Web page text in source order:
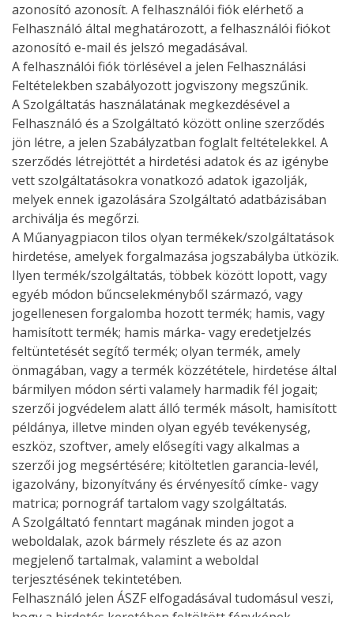
azonosító azonosít. A felhasználói fiók elérhető a
Felhasználó által meghatározott, a felhasználói fiókot
azonosító e-mail és jelszó megadásával.
A felhasználói fiók törlésével a jelen Felhasználási
Feltételekben szabályozott jogviszony megszűnik.
A Szolgáltatás használatának megkezdésével a
Felhasználó és a Szolgáltató között online szerződés
jön létre, a jelen Szabályzatban foglalt feltételekkel. A
szerződés létrejöttét a hirdetési adatok és az igénybe
vett szolgáltatásokra vonatkozó adatok igazolják,
melyek ennek igazolására Szolgáltató adatbázisában
archiválja és megőrzi.
A Műanyagpiacon tilos olyan termékek/szolgáltatások
hirdetése, amelyek forgalmazása jogszabályba ütközik.
Ilyen termék/szolgáltatás, többek között lopott, vagy
egyéb módon bűncselekményből származó, vagy
jogellenesen forgalomba hozott termék; hamis, vagy
hamisított termék; hamis márka- vagy eredetjelzés
feltüntetését segítő termék; olyan termék, amely
önmagában, vagy a termék közzététele, hirdetése által
bármilyen módon sérti valamely harmadik fél jogait;
szerzői jogvédelem alatt álló termék másolt, hamisított
példánya, illetve minden olyan egyéb tevékenység,
eszköz, szoftver, amely elősegíti vagy alkalmas a
szerzői jog megsértésére; kitöltetlen garancia-levél,
igazolvány, bizonyítvány és érvényesítő címke- vagy
matrica; pornográf tartalom vagy szolgáltatás.
A Szolgáltató fenntart magának minden jogot a
weboldalak, azok bármely részlete és az azon
megjelenő tartalmak, valamint a weboldal
terjesztésének tekintetében.
Felhasználó jelen ÁSZF elfogadásával tudomásul veszi,